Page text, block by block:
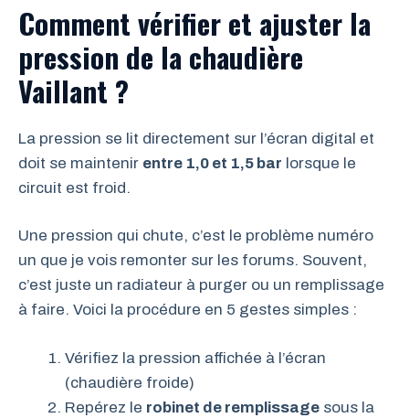
Comment vérifier et ajuster la
pression de la chaudière
Vaillant ?
La pression se lit directement sur l’écran digital et
doit se maintenir entre 1,0 et 1,5 bar lorsque le
circuit est froid.
Une pression qui chute, c’est le problème numéro
un que je vois remonter sur les forums. Souvent,
c’est juste un radiateur à purger ou un remplissage
à faire. Voici la procédure en 5 gestes simples :
Vérifiez la pression affichée à l’écran
(chaudière froide)
Repérez le robinet de remplissage sous la